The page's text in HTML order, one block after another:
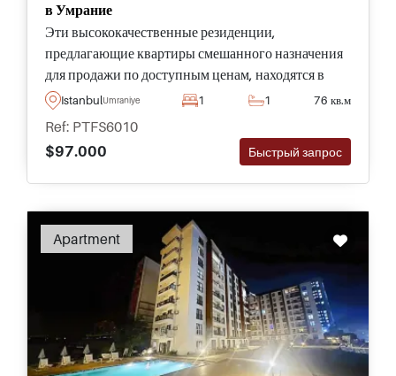
в Умрание
Эти высококачественные резиденции,
предлагающие квартиры смешанного назначения
для продажи по доступным ценам, находятся в
Умрание на Анатолийской стороне Стамбула и
Международного финансового центра.
IstanbulUmraniye 1 1 76 кв.м
Ref: PTFS6010
$97.000
Быстрый запрос
Apartment